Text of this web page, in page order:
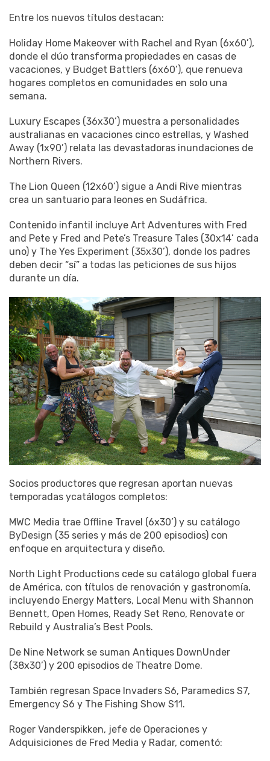
Entre los nuevos títulos destacan:
Holiday Home Makeover with Rachel and Ryan (6x60’),
donde el dúo transforma propiedades en casas de
vacaciones, y Budget Battlers (6x60’), que renueva
hogares completos en comunidades en solo una
semana.
Luxury Escapes (36x30’) muestra a personalidades
australianas en vacaciones cinco estrellas, y Washed
Away (1x90’) relata las devastadoras inundaciones de
Northern Rivers.
The Lion Queen (12x60’) sigue a Andi Rive mientras
crea un santuario para leones en Sudáfrica.
Contenido infantil incluye Art Adventures with Fred
and Pete y Fred and Pete’s Treasure Tales (30x14’ cada
uno) y The Yes Experiment (35x30’), donde los padres
deben decir “sí” a todas las peticiones de sus hijos
durante un día.
Socios productores que regresan aportan nuevas
temporadas ycatálogos completos:
MWC Media trae Offline Travel (6x30’) y su catálogo
ByDesign (35 series y más de 200 episodios) con
enfoque en arquitectura y diseño.
North Light Productions cede su catálogo global fuera
de América, con títulos de renovación y gastronomía,
incluyendo Energy Matters, Local Menu with Shannon
Bennett, Open Homes, Ready Set Reno, Renovate or
Rebuild y Australia’s Best Pools.
De Nine Network se suman Antiques DownUnder
(38x30’) y 200 episodios de Theatre Dome.
También regresan Space Invaders S6, Paramedics S7,
Emergency S6 y The Fishing Show S11.
Roger Vanderspikken, jefe de Operaciones y
Adquisiciones de Fred Media y Radar, comentó: